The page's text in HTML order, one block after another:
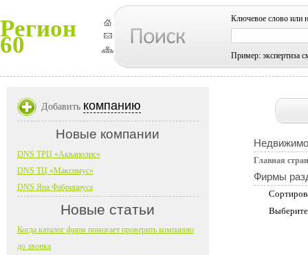
Регион
60
Ключевое слово или
Пример: экспертиза
Главная
Фирмы
Добавить компанию
Новые компании
DNS ТРЦ «Акваполис»
DNS ТЦ «Максимус»
DNS Яна Фабрициуса
Новые статьи
Когда каталог фирм помогает проверить компанию
до звонка